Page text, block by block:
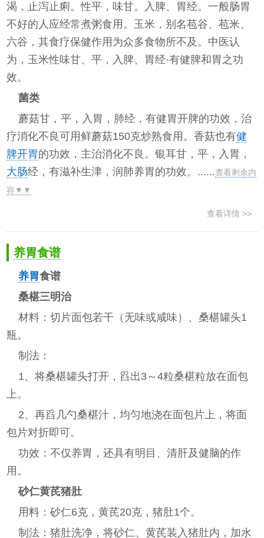
渴，止泻止痢。性平，味甘。入脾、胃经。一般肠胃
不好的人应经常煮粥食用。玉米，别名苞谷、苞米、
六谷，其食疗保健作用为众多食物所不及。中医认
为，玉米性味甘、平，入脾、胃经·有健脾和胃之功
效。
菌类
蘑菇甘，平，入胃，肺经，有健胃开脾的功效，治
疗消化不良可用鲜蘑菇150克炒熟食用。香菇也有健
脾开胃的功效，主治消化不良。银耳甘，平，入胃，
大肠经，有滋补生津，润肺养胃的功效。......查看剩余内
容▼▼
查看详情 >>
养胃食谱
养胃食谱
桑椹三明治
材料：切片面包若干（无味或咸味）、桑椹罐头1
瓶。
制法：
1、将桑椹罐头打开，舀出3～4粒桑椹粒放在面包
上。
2、再舀几勺桑椹汁，均匀地浇在面包片上，将面
包片对折即可。
功效：不仅养胃，还具有明目、清肝及健脑的作
用。
砂仁黄芪猪肚
用料：砂仁6克，黄芪20克，猪肚1个。
制法：猪肚洗净，将砂仁、黄芪装入猪肚内，加水